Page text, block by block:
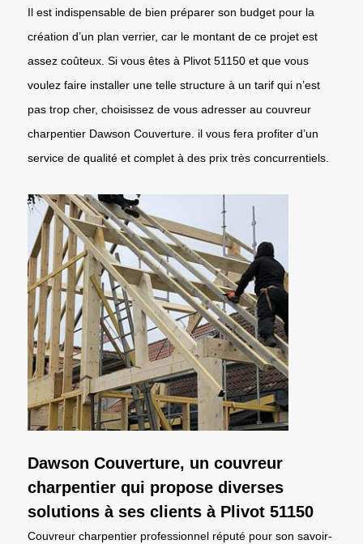
Il est indispensable de bien préparer son budget pour la
création d’un plan verrier, car le montant de ce projet est
assez coûteux. Si vous êtes à Plivot 51150 et que vous
voulez faire installer une telle structure à un tarif qui n’est
pas trop cher, choisissez de vous adresser au couvreur
charpentier Dawson Couverture. il vous fera profiter d’un
service de qualité et complet à des prix très concurrentiels.
Dawson Couverture, un couvreur
charpentier qui propose diverses
solutions à ses clients à Plivot 51150
Couvreur charpentier professionnel réputé pour son savoir-